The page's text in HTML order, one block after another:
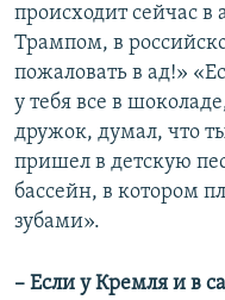
происходит сейчас
Трампом, в
пожаловать в ад!»
у тебя все в
дружок, думал, что
пришел в детскую
бассейн, в котором
зубами».
– Если у Кремля и в